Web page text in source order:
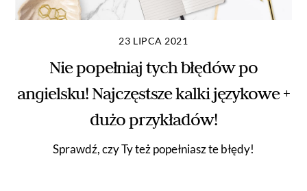
23 LIPCA 2021
Nie popełniaj tych błędów po
angielsku! Najczęstsze kalki językowe +
dużo przykładów!
Sprawdź, czy Ty też popełniasz te błędy!